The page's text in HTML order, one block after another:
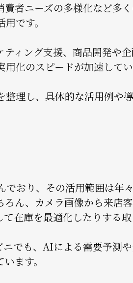
者ニーズの多様化など多
です。
ィング支援、商品開発や
化のスピードが加速してい
理し、具体的な活用例や
おり、その活用範囲は年々
ん、カメラ画像から来店
在庫を最適化したりする取
でも、AIによる需要予測
ます。